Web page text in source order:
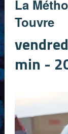
La
Touvre
min -